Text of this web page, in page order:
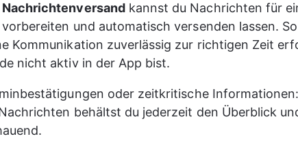
kannst du Nachrichten für
und automatisch versenden lassen.
Kommunikation zuverlässig zur richtigen Zeit
nicht aktiv in der App bist.
oder zeitkritische
behältst du jederzeit den Überblick